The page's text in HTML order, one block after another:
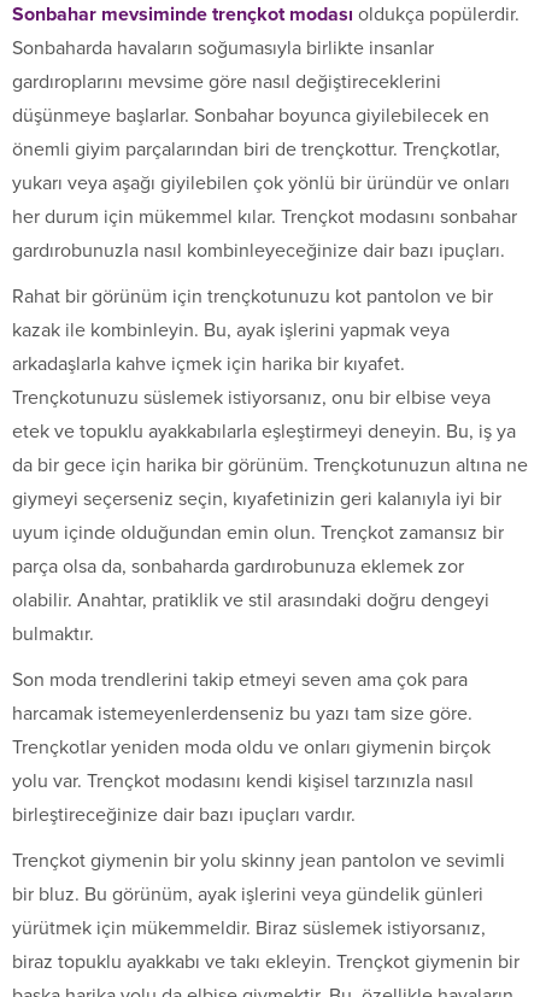
Sonbahar mevsiminde trençkot modası oldukça popülerdir.
Sonbaharda havaların soğumasıyla birlikte insanlar
gardıroplarını mevsime göre nasıl değiştireceklerini
düşünmeye başlarlar. Sonbahar boyunca giyilebilecek en
önemli giyim parçalarından biri de trençkottur. Trençkotlar,
yukarı veya aşağı giyilebilen çok yönlü bir üründür ve onları
her durum için mükemmel kılar. Trençkot modasını sonbahar
gardırobunuzla nasıl kombinleyeceğinize dair bazı ipuçları.
Rahat bir görünüm için trençkotunuzu kot pantolon ve bir
kazak ile kombinleyin. Bu, ayak işlerini yapmak veya
arkadaşlarla kahve içmek için harika bir kıyafet.
Trençkotunuzu süslemek istiyorsanız, onu bir elbise veya
etek ve topuklu ayakkabılarla eşleştirmeyi deneyin. Bu, iş ya
da bir gece için harika bir görünüm. Trençkotunuzun altına ne
giymeyi seçerseniz seçin, kıyafetinizin geri kalanıyla iyi bir
uyum içinde olduğundan emin olun. Trençkot zamansız bir
parça olsa da, sonbaharda gardırobunuza eklemek zor
olabilir. Anahtar, pratiklik ve stil arasındaki doğru dengeyi
bulmaktır.
Son moda trendlerini takip etmeyi seven ama çok para
harcamak istemeyenlerdenseniz bu yazı tam size göre.
Trençkotlar yeniden moda oldu ve onları giymenin birçok
yolu var. Trençkot modasını kendi kişisel tarzınızla nasıl
birleştireceğinize dair bazı ipuçları vardır.
Trençkot giymenin bir yolu skinny jean pantolon ve sevimli
bir bluz. Bu görünüm, ayak işlerini veya gündelik günleri
yürütmek için mükemmeldir. Biraz süslemek istiyorsanız,
biraz topuklu ayakkabı ve takı ekleyin. Trençkot giymenin bir